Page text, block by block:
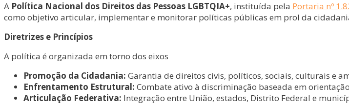
A Política Nacional dos Direitos das Pessoas LGBTQIA+, instituída pela Portaria nº
como objetivo articular, implementar e monitorar políticas públicas em prol da
Diretrizes e Princípios
A política é organizada em torno dos eixos
Promoção da Cidadania: Garantia de direitos civis, políticos, sociais, culturais e
Enfrentamento Estrutural: Combate ativo à discriminação baseada em
Articulação Federativa: Integração entre União, estados, Distrito Federal e